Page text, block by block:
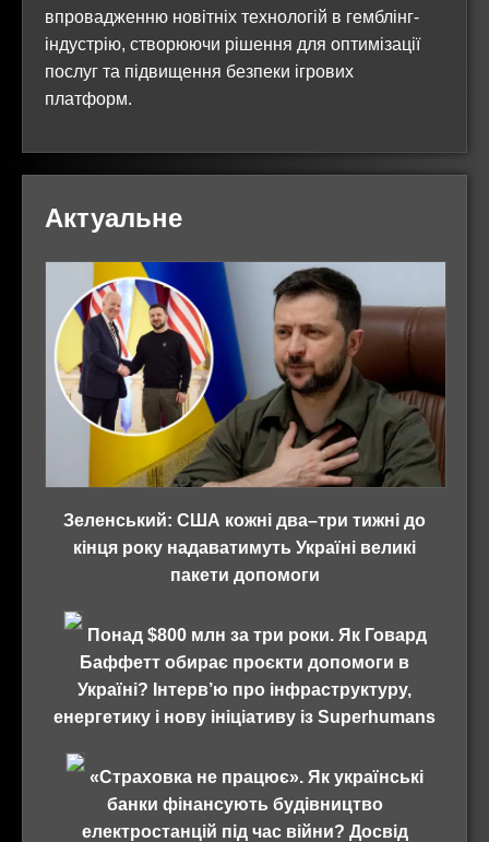
впровадженню новітніх технологій в гемблінг-
індустрію, створюючи рішення для оптимізації
послуг та підвищення безпеки ігрових
платформ.
Актуальне
Зеленський: США кожні два–три тижні до
кінця року надаватимуть Україні великі
пакети допомоги
Понад $800 млн за три роки. Як Говард
Баффетт обирає проєкти допомоги в
Україні? Інтерв’ю про інфраструктуру,
енергетику і нову ініціативу із Superhumans
«Страховка не працює». Як українські
банки фінансують будівництво
електростанцій під час війни? Досвід